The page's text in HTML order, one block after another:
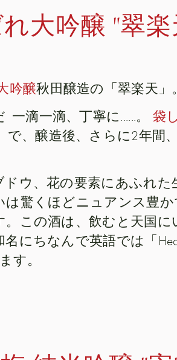
大吟醸 "翠楽
吟醸秋田醸造の「翠楽天」。
一滴一滴、丁寧に......。 袋
で、醸造後、さらに2年間
ウ、花の要素にあふれた
は驚くほどニュアンス豊
この酒は、飲むと天国に
にちなんで英語では「
す。